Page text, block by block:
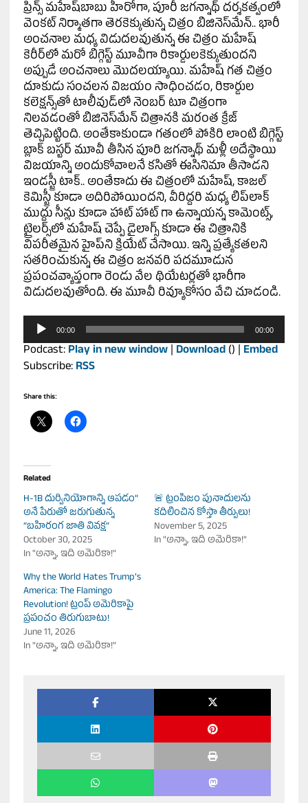
ప్రిన్స్ మ‌హేష్‌బాబు హీరోగా, పూరీ జ‌గ‌న్నాథ్ ద‌ర్శక‌త్వంలో
వెంక‌ట్ నిర్మాత‌గా తెర‌కెక్కుతున్న చిత్రం బిజినెస్‌మేన్‌.. భారీ
అంచ‌నాల మ‌ధ్య విడుద‌ల‌వుతున్న ఈ చిత్రం మహేష్
కెరీర్‌లో మ‌రో బిగ్గెస్ట్ మూవీగా రికార్డులకెక్కుతుంద‌ని
అప్పుడే అంచ‌నాలు మొద‌ల‌య్యాయి. మ‌హేష్ గ‌త చిత్రం
దూకుడు సంచ‌ల‌న విజ‌యం సాధించడం, రికార్డుల
క‌లెక్షన్స్‌తో టాలీవుడ్‌లో నెంబ‌ర్ టూ చిత్రంగా
నిల‌వ‌డంతో బిజినెస్‌మేన్ చిత్రాన‌కి మ‌రంత క్రేజ్
తెచ్చిపెట్టింది. అంతేకాకుండా గ‌తంలో పోకిరి లాంటి బిగ్గెస్ట్
బ్లాక్ బ‌స్టర్ మూవీ తీసిన పూరి జ‌గ‌న్నాథ్ మ‌ళ్లీ అదేస్థాయి
విజ‌యాన్ని అందుకోవాల‌నే క‌సితో ఈసినిమా తీసాడ‌ని
ఇండ‌స్ట్రీ టాక్‌.. అంతేకాదు ఈ చిత్రంలో మ‌హేష్‌, కాజ‌ల్
కెమిస్ట్రీ కూడా అదిరిపోయింద‌ని, వీరిద్దరి మ‌ధ్య లిప్‌లాక్
ముద్దు సీన్లు కూడా హాట్ హాట్ గా ఉన్నాయ‌న్న కామెంట్స్‌,
ట్రైల‌ర్స్‌లో మ‌హేష్ చెప్పే డైలాగ్స్ కూడా ఈ చిత్రానికి
విప‌రీత‌మైన హైప్‌ని క్రియేట్ చేసాయి. ఇన్ని ప్రత్యేక‌త‌ల‌ని
స‌త‌రించుకున్న ఈ చిత్రం జ‌న‌వ‌రి పదమూడున
ప్రపంచవ్యాప్తంగా రెండు వేల థియేటర్లతో భారీగా
విడుద‌ల‌వుతోంది. ఈ మూవీ రివ్యూకోసం వేచి చూడండి.
Audio
Player 00:00 00:00
Podcast: Play in new window| Download() | Embed
Subscribe: RSS
Share this:
Related
H-1B దుర్వినియోగాన్ని ఆపడం”
అనే పేరుతో జరుగుతున్న
“బహిరంగ జాతి వివక్ష”
October 30, 2025
In "అన్నా, ఇది అమెరికా!"
🚨 ట్రంపిజం పునాదులను
కదిలించిన కోస్తా తీర్పులు!
November 5, 2025
In "అన్నా, ఇది అమెరికా!"
Why the World Hates Trump’s
America: The Flamingo
Revolution! ట్రంప్ అమెరికాపై
ప్రపంచం తిరుగుబాటు!
June 11, 2026
In "అన్నా, ఇది అమెరికా!"